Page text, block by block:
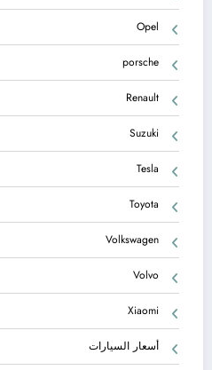
Opel
porsche
Renault
Suzuki
Tesla
Toyota
Volkswagen
Volvo
Xiaomi
أسعار السيارات